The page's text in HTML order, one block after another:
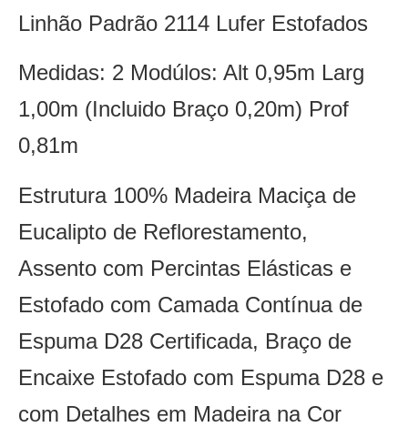
Linhão Padrão 2114 Lufer Estofados
Medidas: 2 Modúlos: Alt 0,95m Larg
1,00m (Incluido Braço 0,20m) Prof
0,81m
Estrutura 100% Madeira Maciça de
Eucalipto de Reflorestamento,
Assento com Percintas Elásticas e
Estofado com Camada Contínua de
Espuma D28 Certificada, Braço de
Encaixe Estofado com Espuma D28 e
com Detalhes em Madeira na Cor